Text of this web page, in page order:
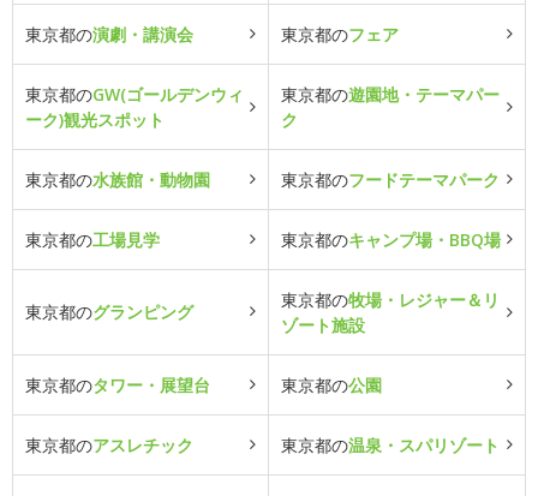
東京都の演劇・講演会 東京都のフェア
東京都のGW(ゴールデンウィ
ーク)観光スポット
東京都の遊園地・テーマパー
ク
東京都の水族館・動物園 東京都のフードテーマパーク
東京都の工場見学 東京都のキャンプ場・BBQ場
東京都のグランピング
東京都の牧場・レジャー＆リ
ゾート施設
東京都のタワー・展望台 東京都の公園
東京都のアスレチック 東京都の温泉・スパリゾート